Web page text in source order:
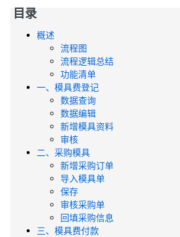
目录
概述
流程图
流程逻辑总结
功能清单
一、模具费登记
数据查询
数据编辑
新增模具资料
审核
二、采购模具
新增采购订单
导入模具单
保存
审核采购单
回填采购信息
三、模具费付款